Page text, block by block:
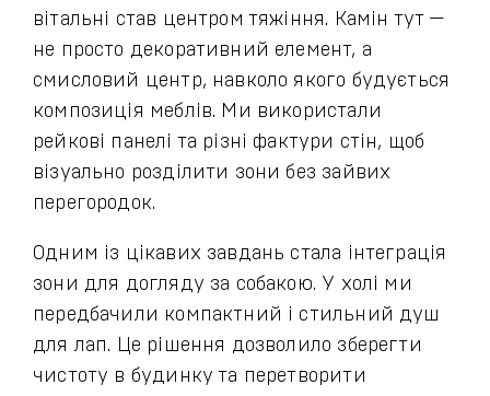
вітальні став центром тяжіння. Камін тут —
не просто декоративний елемент, а
смисловий центр, навколо якого будується
композиція меблів. Ми використали
рейкові панелі та різні фактури стін, щоб
візуально розділити зони без зайвих
перегородок.
Одним із цікавих завдань стала інтеграція
зони для догляду за собакою. У холі ми
передбачили компактний і стильний душ
для лап. Це рішення дозволило зберегти
чистоту в будинку та перетворити